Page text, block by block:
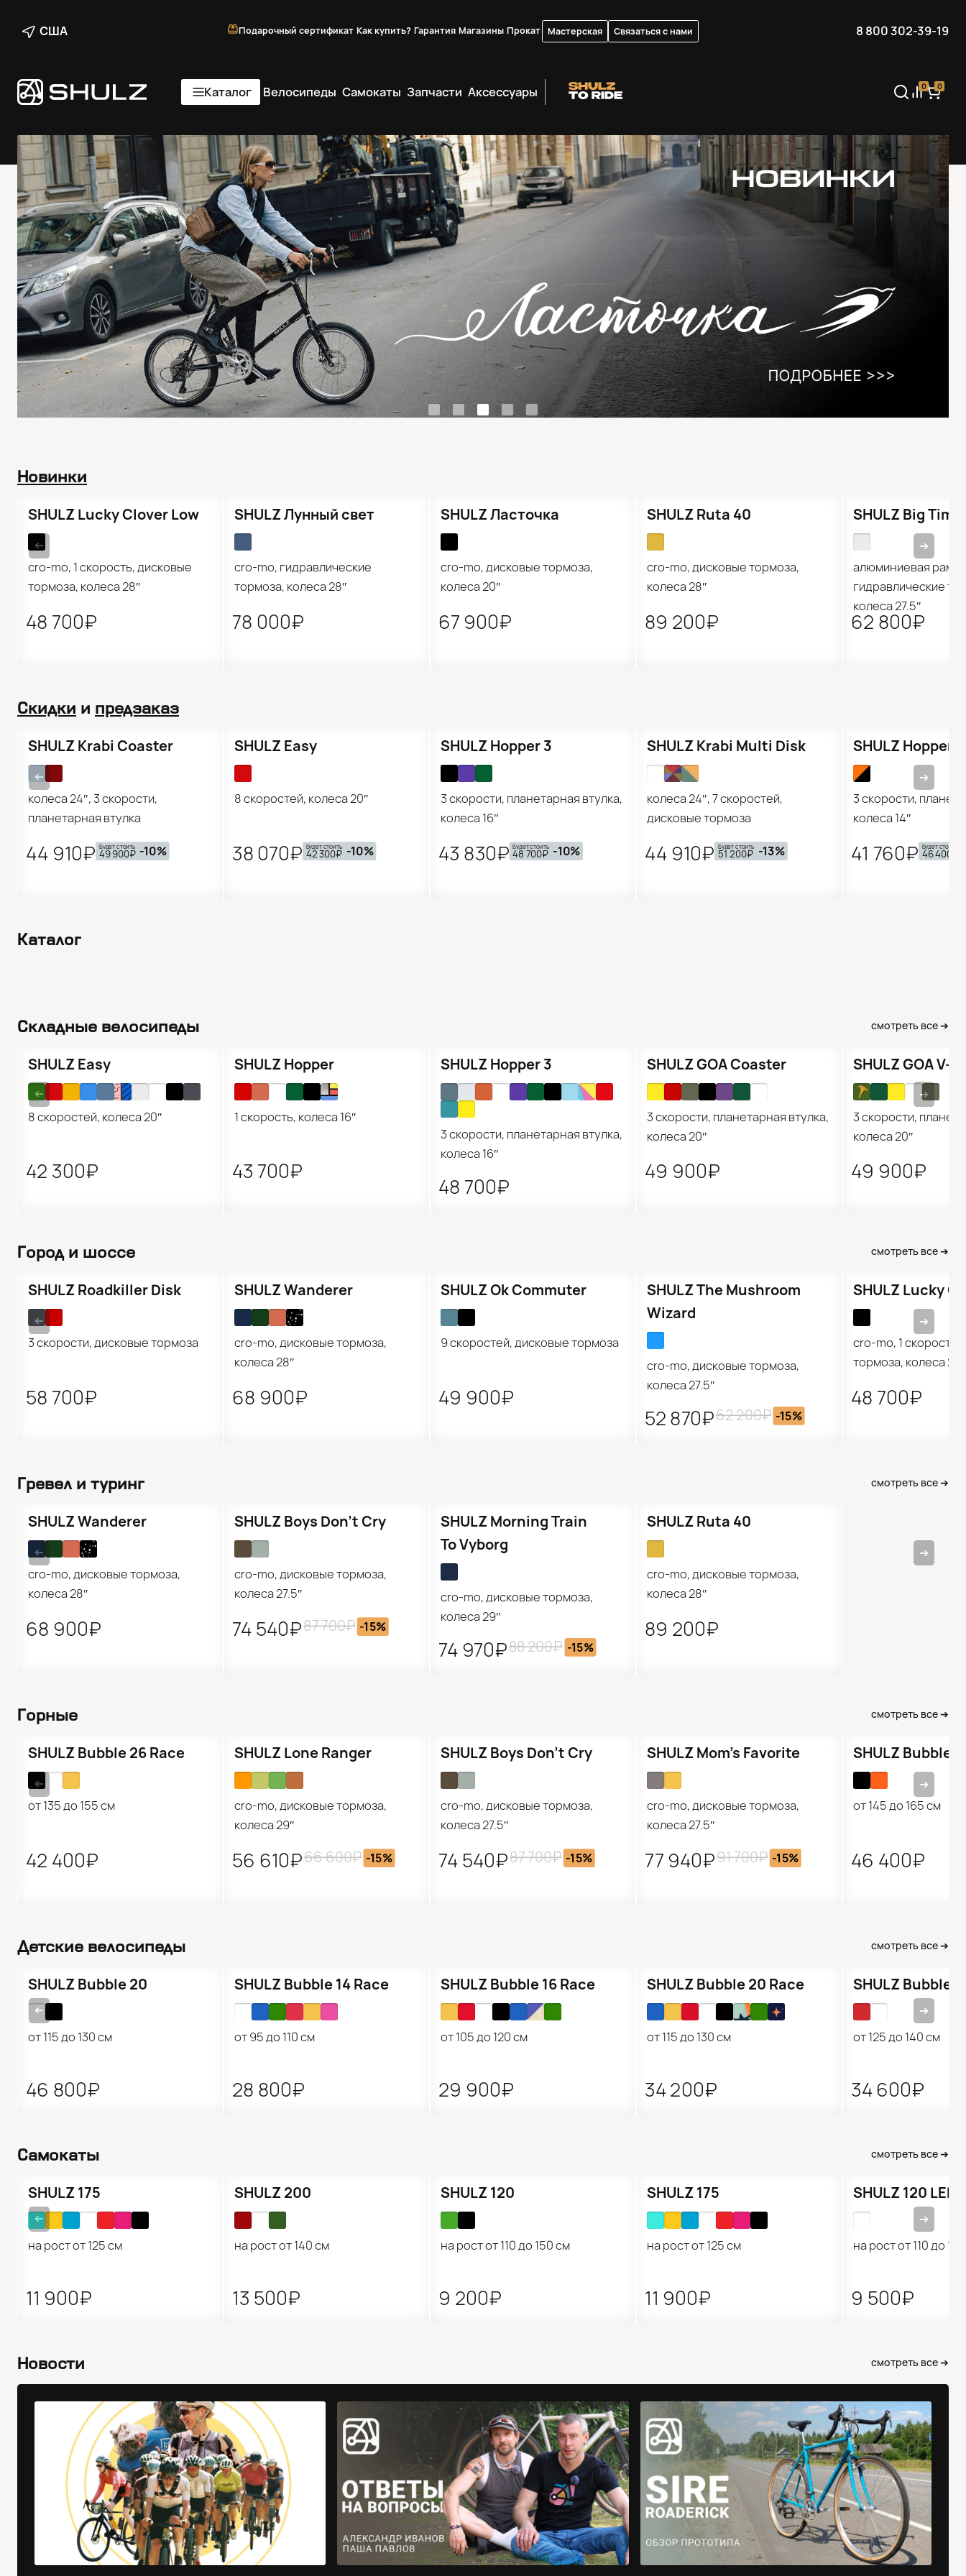
США Подарочный сертификат Как купить? Гарантия Магазины Прокат Мастерская Связаться с нами 8 800 302-39-19
Каталог Велосипеды Самокаты Запчасти Аксессуары 0 0
Новинки
SHULZ Lucky Clover Low
cro-mo, 1 скорость, дисковые
тормоза, колеса 28″
48 700₽
SHULZ Лунный свет
cro-mo, гидравлические
тормоза, колеса 28″
78 000₽
SHULZ Ласточка
cro-mo, дисковые тормоза,
колеса 20″
67 900₽
SHULZ Ruta 40
cro-mo, дисковые тормоза,
колеса 28″
89 200₽
SHULZ Big Time
алюминиевая рама,
гидравлические
колеса 27.5″
62 800₽
➔ ➔
Скидки и предзаказ
SHULZ Krabi Coaster
колеса 24″, 3 скорости,
планетарная втулка
44 910₽ Будет стоить
49 900₽ -10%
SHULZ Easy
8 скоростей, колеса 20″
38 070₽ Будет стоить
42 300₽ -10%
SHULZ Hopper 3
3 скорости, планетарная втулка,
колеса 16″
43 830₽ Будет стоить
48 700₽ -10%
SHULZ Krabi Multi Disk
колеса 24″, 7 скоростей,
дисковые тормоза
44 910₽ Будет стоить
51 200₽ -13%
SHULZ Hopper
3 скорости,
колеса 14″
41 760₽ Будет стоить
46 400₽
➔ ➔
Каталог
Складные велосипеды смотреть все ➔
SHULZ Easy
8 скоростей, колеса 20″
42 300₽
SHULZ Hopper
1 скорость, колеса 16″
43 700₽
SHULZ Hopper 3
3 скорости, планетарная втулка,
колеса 16″
48 700₽
SHULZ GOA Coaster
3 скорости, планетарная втулка,
колеса 20″
49 900₽
SHULZ GOA V-
3 скорости,
колеса 20″
49 900₽
➔ ➔
Город и шоссе смотреть все ➔
SHULZ Roadkiller Disk
3 скорости, дисковые тормоза
58 700₽
SHULZ Wanderer
cro-mo, дисковые тормоза,
колеса 28″
68 900₽
SHULZ Ok Commuter
9 скоростей, дисковые тормоза
49 900₽
SHULZ The Mushroom
Wizard
cro-mo, дисковые тормоза,
колеса 27.5″
52 870₽62 200₽ -15%
SHULZ Lucky
cro-mo, 1 скорость,
тормоза, колеса 28″
48 700₽
➔ ➔
Гревел и туринг смотреть все ➔
SHULZ Wanderer
cro-mo, дисковые тормоза,
колеса 28″
68 900₽
SHULZ Boys Don’t Cry
cro-mo, дисковые тормоза,
колеса 27.5″
74 540₽87 700₽ -15%
SHULZ Morning Train
To Vyborg
cro-mo, дисковые тормоза,
колеса 29″
74 970₽88 200₽ -15%
SHULZ Ruta 40
cro-mo, дисковые тормоза,
колеса 28″
89 200₽
➔ ➔
Горные смотреть все ➔
SHULZ Bubble 26 Race
от 135 до 155 см
42 400₽
SHULZ Lone Ranger
cro-mo, дисковые тормоза,
колеса 29″
56 610₽66 600₽ -15%
SHULZ Boys Don’t Cry
cro-mo, дисковые тормоза,
колеса 27.5″
74 540₽87 700₽ -15%
SHULZ Mom’s Favorite
cro-mo, дисковые тормоза,
колеса 27.5″
77 940₽91 700₽ -15%
SHULZ Bubble
от 145 до 165 см
46 400₽
➔ ➔
Детские велосипеды смотреть все ➔
SHULZ Bubble 20
от 115 до 130 см
46 800₽
SHULZ Bubble 14 Race
от 95 до 110 см
28 800₽
SHULZ Bubble 16 Race
от 105 до 120 см
29 900₽
SHULZ Bubble 20 Race
от 115 до 130 см
34 200₽
SHULZ Bubble
от 125 до 140 см
34 600₽
➔ ➔
Самокаты смотреть все ➔
SHULZ 175
на рост от 125 см
11 900₽
SHULZ 200
на рост от 140 см
13 500₽
SHULZ 120
на рост от 110 до 150 см
9 200₽
SHULZ 175
на рост от 125 см
11 900₽
SHULZ 120 LED
на рост от 110 до
9 500₽
➔ ➔
Новости смотреть все ➔